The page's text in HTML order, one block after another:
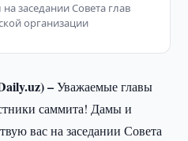
заседании Совета глав
организации
–Уважаемые главы
саммита! Дамы и
вас на заседании Совета